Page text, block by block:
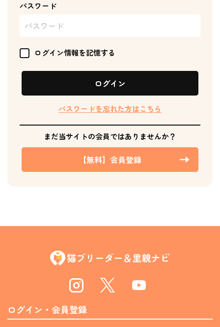
パスワード
ログイン情報を記憶する
ログイン
パスワードを忘れた方はこちら
まだ当サイトの会員ではありませんか？
【無料】会員登録
Instagram Twitter Youtube
ログイン・会員登録